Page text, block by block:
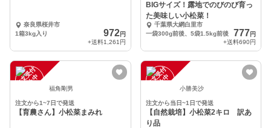
奈良県桜井市
1箱3kg入り
972円
+送料1,261円
BIGサイズ！露地でのびのび育っ
た美味しい小松菜！
千葉県大網白里市
一袋300g前後、5袋1.5kg前後
777円
+送料690円
注
文
受
付
停
止
中 福角剛男
注文から1~7日で発送
【育農さん】小松菜まみれ
注
文
受
付
停
止
中 小勝美沙
注文から当日~1日で発送
【自然栽培】小松菜2キロ 訳あ
り品